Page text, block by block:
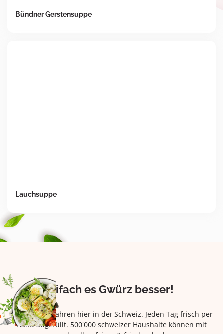
Bündner Gerstensuppe
Lauchsuppe
Eifach es Gwürz besser!
Seit über 42 Jahren hier in der Schweiz. Jeden Tag frisch per
Hand abgefüllt. 500'000 schweizer Haushalte können mit